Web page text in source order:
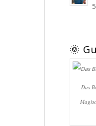
🌞
Das